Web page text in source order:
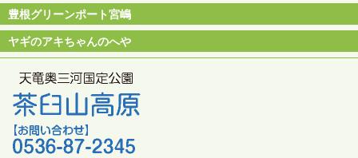
豊根グリーンポート宮嶋
ヤギのアキちゃんのへや